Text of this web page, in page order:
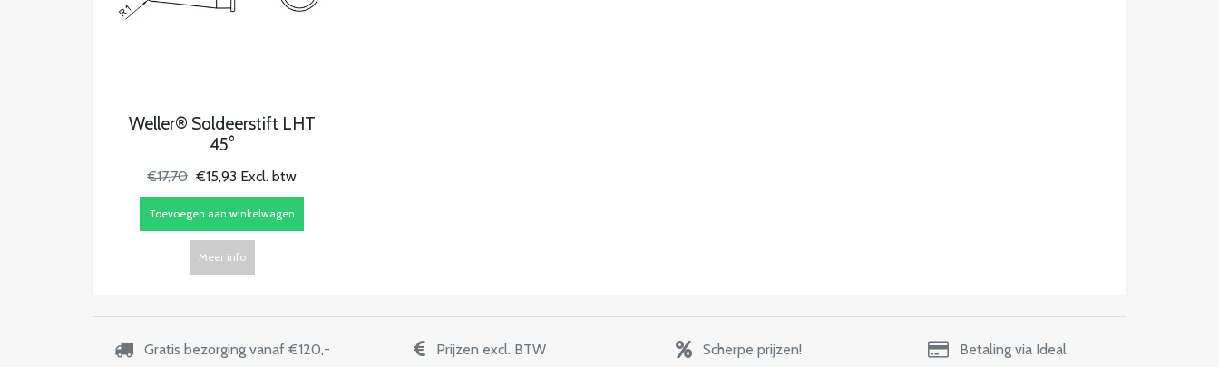
Weller® Soldeerstift LHT
45°
€17,70 €15,93 Excl. btw
Toevoegen aan winkelwagen
Meer info
Gratis bezorging vanaf €120,- Prijzen excl. BTW Scherpe prijzen! Betaling via Ideal